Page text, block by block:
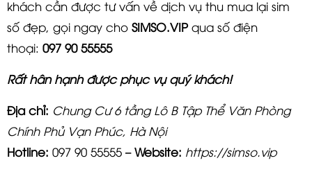
khách cần được tư vấn về dịch vụ thu mua lại sim
số đẹp, gọi ngay cho SIMSO.VIP qua số điện
thoại: 097 90 55555
Rất hân hạnh được phục vụ quý khách!
Địa chỉ: Chung Cư 6 tầng Lô B Tập Thể Văn Phòng
Chính Phủ Vạn Phúc, Hà Nội
Hotline: 097 90 55555 –Website: https://simso.vip